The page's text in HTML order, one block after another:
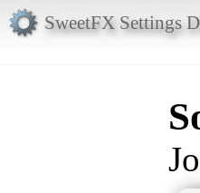
SweetFX Settings